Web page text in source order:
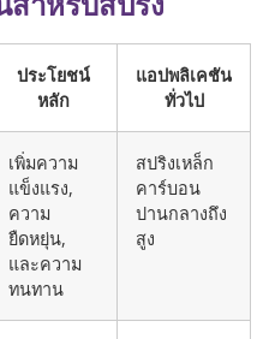
ประโยชน์
หลัก
แอปพลิเคชัน
ทั่วไป
เพิ่มความ
แข็งแรง,
ความ
ยืดหยุ่น,
และความ
ทนทาน
สปริงเหล็ก
คาร์บอน
ปานกลางถึง
สูง